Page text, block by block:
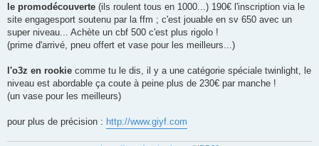
le promodécouverte (ils roulent tous en 1000...) 190€ l'inscription via le
site engagesport soutenu par la ffm ; c'est jouable en sv 650 avec un
super niveau... Achète un cbf 500 c'est plus rigolo !
(prime d'arrivé, pneu offert et vase pour les meilleurs...)
l'o3z en rookie comme tu le dis, il y a une catégorie spéciale twinlight, le
niveau est abordable ça coute à peine plus de 230€ par manche !
(un vase pour les meilleurs)
pour plus de précision : http://www.giyf.com